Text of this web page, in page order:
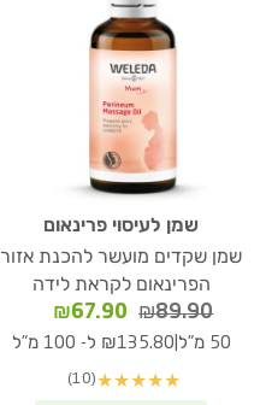
שמן לעיסוי פרינאום
שמן שקדים מועשר להכנת אזור
הפרינאום לקראת לידה
₪89.90
המחיר
המקורי
₪89.90.
₪67.90
המחיר
הנוכחי
50 מ"ל ₪135.80 ל- 100 מ"ל
★
★
★
★
★
(10)